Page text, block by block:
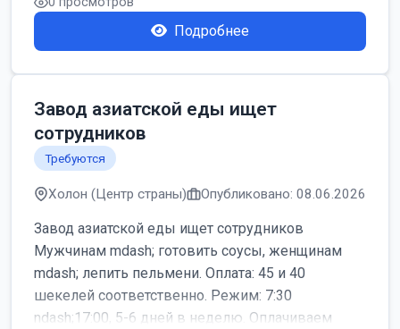
Подробнее
Завод азиатской еды ищет
сотрудников
Требуются
Холон (Центр страны) Опубликовано: 08.06.2026
Завод азиатской еды ищет сотрудников
Мужчинам mdash; готовить соусы, женщинам
mdash; лепить пельмени. Оплата: 45 и 40
шекелей соответственно. Режим: 7:30
ndash;17:00, 5-6 дней в неделю. Оплачиваем